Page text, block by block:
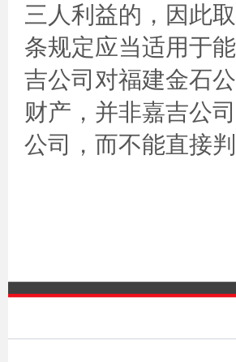
三人利益的，因此
条规定应当适用于
吉公司对福建金石
财产，并非嘉吉公
公司，而不能直接